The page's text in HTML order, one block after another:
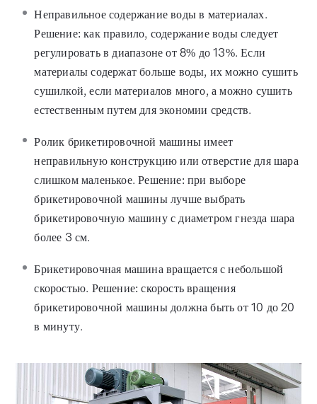
Неправильное содержание воды в материалах.
Решение: как правило, содержание воды следует
регулировать в диапазоне от 8% до 13%. Если
материалы содержат больше воды, их можно сушить
сушилкой, если материалов много, а можно сушить
естественным путем для экономии средств.
Ролик брикетировочной машины имеет
неправильную конструкцию или отверстие для шара
слишком маленькое. Решение: при выборе
брикетировочной машины лучше выбрать
брикетировочную машину с диаметром гнезда шара
более 3 см.
Брикетировочная машина вращается с небольшой
скоростью. Решение: скорость вращения
брикетировочной машины должна быть от 10 до 20
в минуту.